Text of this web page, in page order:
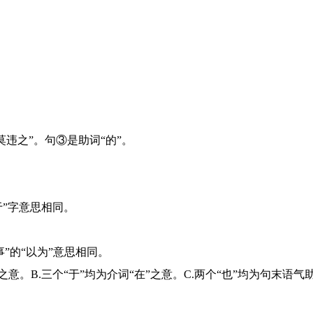
之”。句③是助词“的”。
字意思相同。
的“以为”意思相同。
。B.三个“于”均为介词“在”之意。C.两个“也”均为句末语